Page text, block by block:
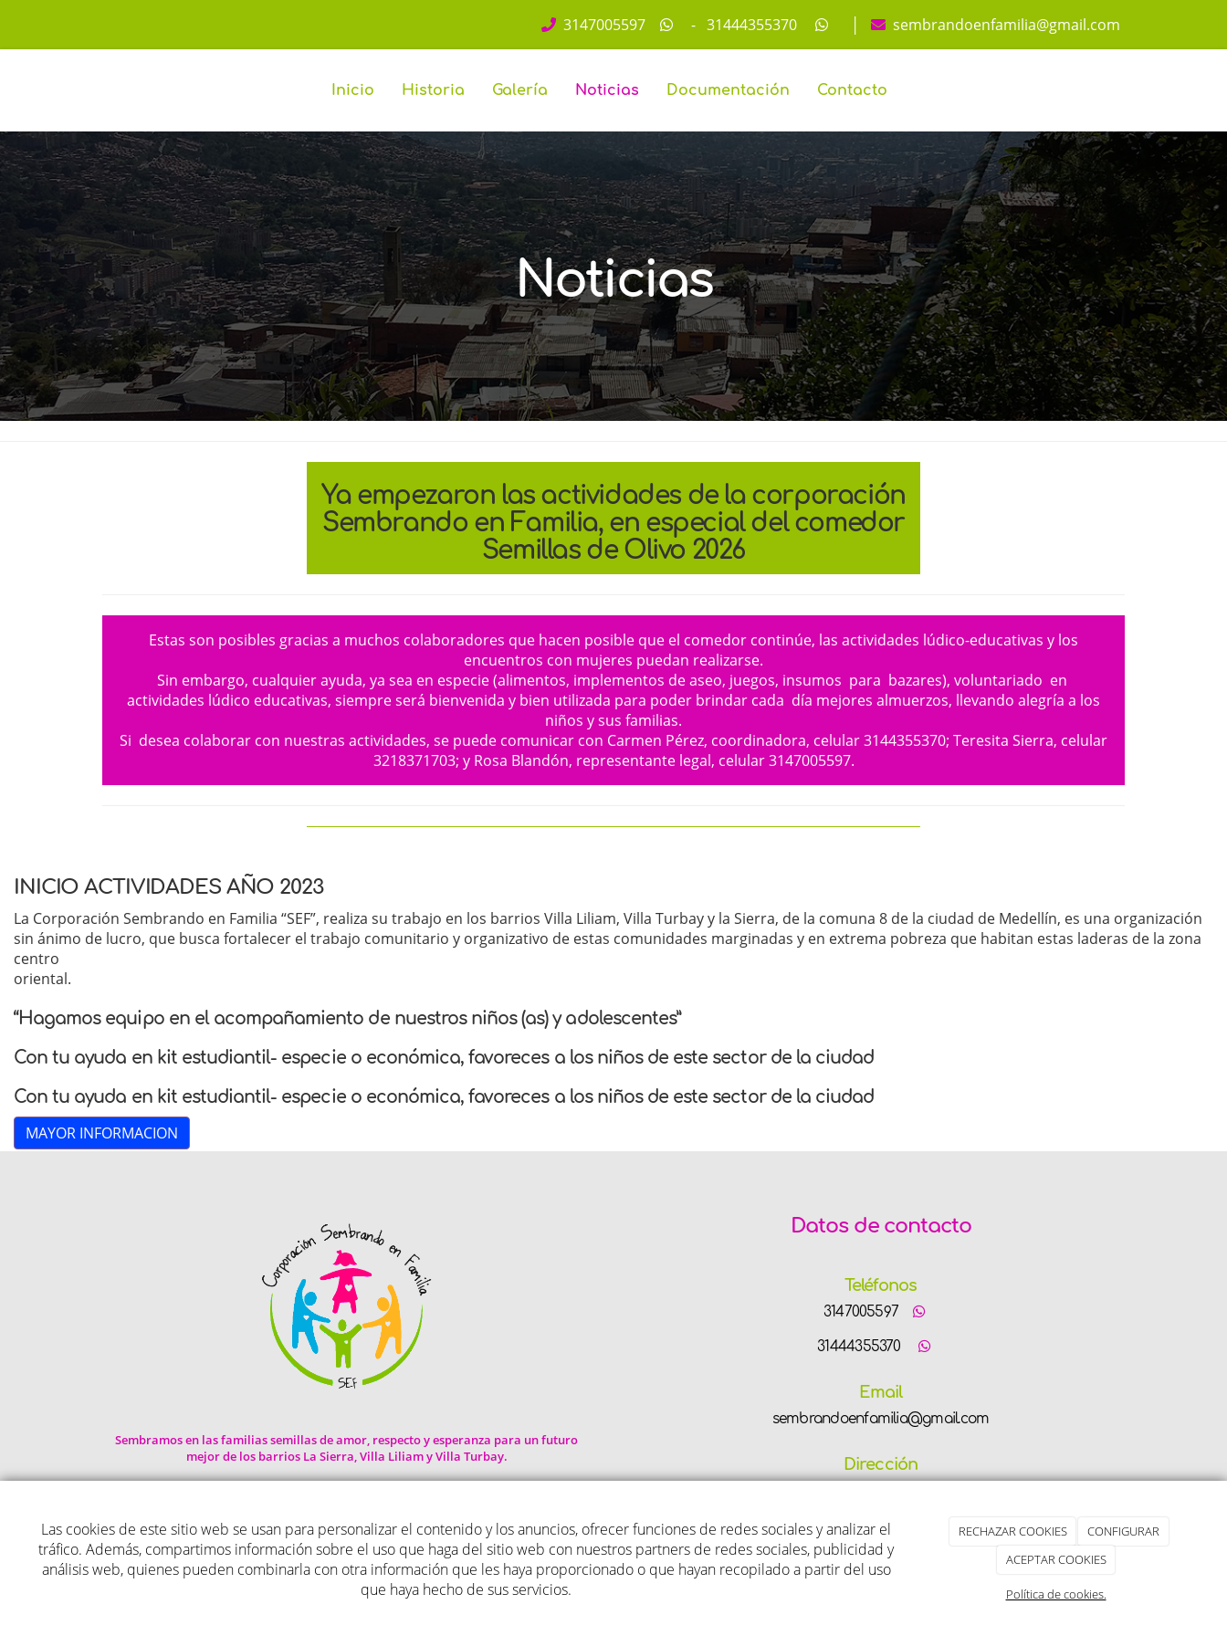
3147005597 - 31444355370 sembrandoenfamilia@gmail.com
Inicio Historia Galería Noticias Documentación Contacto
Noticias
Ya empezaron las actividades de la corporación
Sembrando en Familia, en especial del comedor
Semillas de Olivo 2026
Estas son posibles gracias a muchos colaboradores que hacen posible que el comedor continúe, las actividades lúdico-educativas y los
encuentros con mujeres puedan realizarse.
Sin embargo, cualquier ayuda, ya sea en especie (alimentos, implementos de aseo, juegos, insumos para bazares), voluntariado en
actividades lúdico educativas, siempre será bienvenida y bien utilizada para poder brindar cada día mejores almuerzos, llevando alegría a los
niños y sus familias.
Si desea colaborar con nuestras actividades, se puede comunicar con Carmen Pérez, coordinadora, celular 3144355370; Teresita Sierra, celular
3218371703; y Rosa Blandón, representante legal, celular 3147005597.
INICIO ACTIVIDADES AÑO 2023
La Corporación Sembrando en Familia “SEF”, realiza su trabajo en los barrios Villa Liliam, Villa Turbay y la Sierra, de la comuna 8 de la ciudad de Medellín, es una organización
sin ánimo de lucro, que busca fortalecer el trabajo comunitario y organizativo de estas comunidades marginadas y en extrema pobreza que habitan estas laderas de la zona
centro
oriental.
“Hagamos equipo en el acompañamiento de nuestros niños (as) y adolescentes”
Con tu ayuda en kit estudiantil- especie o económica, favoreces a los niños de este sector de la ciudad
Con tu ayuda en kit estudiantil- especie o económica, favoreces a los niños de este sector de la ciudad
MAYOR INFORMACION
Sembramos en las familias semillas de amor, respecto y esperanza para un futuro
mejor de los barrios La Sierra, Villa Liliam y Villa Turbay.
Datos de contacto
Teléfonos
3147005597
31444355370
Email
sembrandoenfamilia@gmail.com
Dirección
CORPORACION SEMBRANDO EN FAMILIA2026
Las cookies de este sitio web se usan para personalizar el contenido y los anuncios, ofrecer funciones de redes sociales y analizar el
tráfico. Además, compartimos información sobre el uso que haga del sitio web con nuestros partners de redes sociales, publicidad y
análisis web, quienes pueden combinarla con otra información que les haya proporcionado o que hayan recopilado a partir del uso
que haya hecho de sus servicios.
RECHAZAR COOKIES
CONFIGURAR
ACEPTAR COOKIES
Política de cookies.